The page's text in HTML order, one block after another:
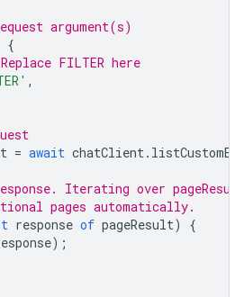
argument(s)
{
FILTER here
,
= await chatClient.
Iterating over
pages automatically.
response of pageResult)
{
);